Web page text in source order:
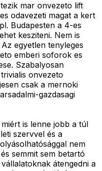
mar onvezeto lift
odavezeti magat a kert
Budapesten a 4-es
kesziteni. Nem is
egyetlen tenyleges
emberi soforok es
Szabalyosan
onvezeto
csak a mernoki
gazdasagi
is lenne jobb a túl
szervvel és a
nem
semmit sem betartó
átengedni a